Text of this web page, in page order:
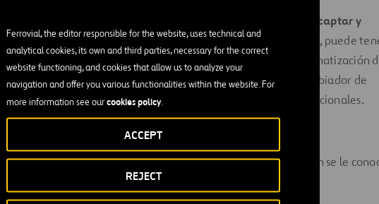
Ferrovial, the editor responsible for the website, uses technical and
analytical cookies, its own and third parties, necessary for the correct
website functioning, and cookies that allow us to analyze your
navigation and offer you various functionalities within the website. For
more information see ourcookies policy.
REJECT
ACCEPT
captar y
para subir la temperatura de un fluido. Este fluido, luego, puede
, como: calefacción doméstica, preparación de alimentos, climatización
aplicaciones menos obvias como: refrigeración (intercambiador de
combustibles fósiles dentro de instalaciones eléctricas convencionales.
pueden utilizar distintos tipos de colectores:
para aplicaciones domésticas. Puede ser plano (también se le
térmico